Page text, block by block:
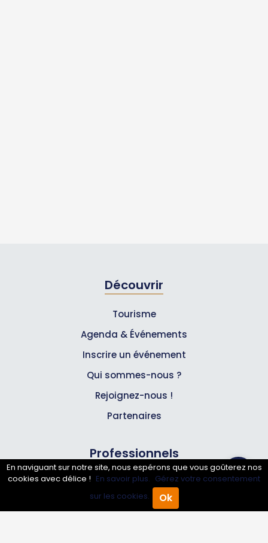
Annuaire Pro Agenda
Découvrir
Tourisme
Agenda & Événements
Inscrire un événement
Qui sommes-nous ?
Rejoignez-nous !
Partenaires
Professionnels
Annuaire pro
Inscrire mon entreprise
En naviguant sur notre site, nous espérons que vous goûterez nos
cookies avec délice ! En savoir plus. Gérez votre consentement
sur les cookies.
Ok